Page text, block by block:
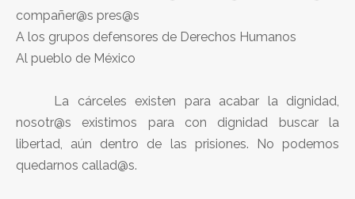
compañer@s pres@s
A los grupos defensores de Derechos Humanos
Al pueblo de México
La cárceles existen para acabar la dignidad,
nosotr@s existimos para con dignidad buscar la
libertad, aún dentro de las prisiones. No podemos
quedarnos callad@s.